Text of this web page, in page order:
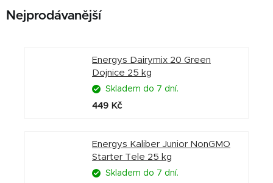
Nejprodávanější
Energys Dairymix 20 Green
Dojnice 25 kg
Skladem do 7 dní.
449 Kč
Energys Kaliber Junior NonGMO
Starter Tele 25 kg
Skladem do 7 dní.